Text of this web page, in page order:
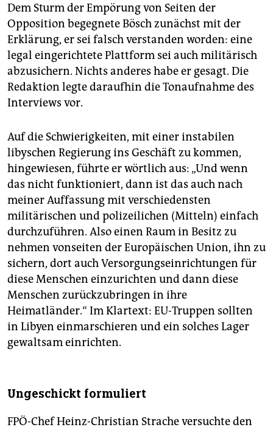
Dem Sturm der Empörung von Seiten der
Opposition begegnete Bösch zunächst mit der
Erklärung, er sei falsch verstanden worden: eine
legal eingerichtete Plattform sei auch militärisch
abzusichern. Nichts anderes habe er gesagt. Die
Redaktion legte daraufhin die Tonaufnahme des
Interviews vor.
Auf die Schwierigkeiten, mit einer instabilen
libyschen Regierung ins Geschäft zu kommen,
hingewiesen, führte er wörtlich aus: „Und wenn
das nicht funktioniert, dann ist das auch nach
meiner Auffassung mit verschiedensten
militärischen und polizeilichen (Mitteln) einfach
durchzuführen. Also einen Raum in Besitz zu
nehmen vonseiten der Europäischen Union, ihn zu
sichern, dort auch Versorgungseinrichtungen für
diese Menschen einzurichten und dann diese
Menschen zurückzubringen in ihre
Heimatländer.“ Im Klartext: EU-Truppen sollten
in Libyen einmarschieren und ein solches Lager
gewaltsam einrichten.
Ungeschickt formuliert
FPÖ-Chef Heinz-Christian Strache versuchte den